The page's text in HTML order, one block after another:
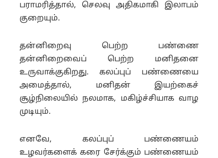
பராமரித்தால், செலவு அதிகமாகி இலாபம்
குறையும்.
தன்னிறைவு பெற்ற பண்ணை
தன்னிறைவைப் பெற்ற மனிதனை
உருவாக்குகிறது. கலப்புப் பண்ணையை
அமைத்தால், மனிதன் இயற்கைச்
சூழ்நிலையில் நலமாக, மகிழ்ச்சியாக வாழ
முடியும்.
எனவே, கலப்புப் பண்ணையம்
உழவர்களைக் கரை சேர்க்கும் பண்ணையம்